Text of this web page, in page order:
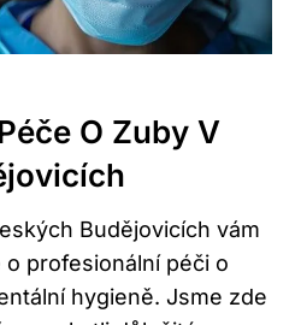
O Zuby V
Budějovicích vám
profesionální péči o
hygieně. Jsme zde